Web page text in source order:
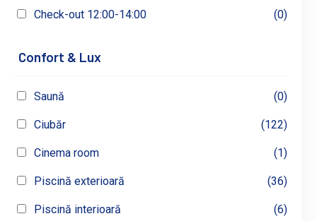
Check-out 12:00-14:00 (0)
Confort & Lux
Saună (0)
Ciubăr (122)
Cinema room (1)
Piscină exterioară (36)
Piscină interioară (6)